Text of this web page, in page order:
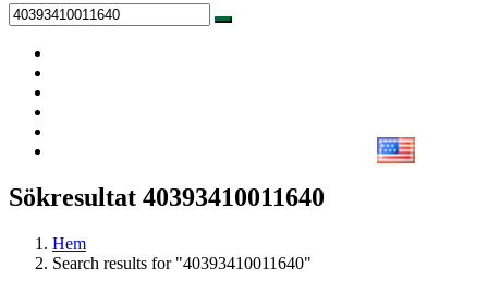
Sökresultat 40393410011640
Hem
Search results for "40393410011640"